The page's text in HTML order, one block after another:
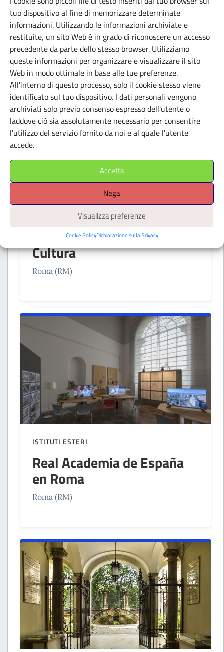
tuo dispositivo al fine di memorizzare determinate
informazioni. Utilizzando le informazioni archiviate e
restituite, un sito Web è in grado di riconoscere un accesso
precedente da parte dello stesso browser. Utilizziamo
queste informazioni per organizzare e visualizzare il sito
Web in modo ottimale in base alle tue preferenze.
All'interno di questo processo, solo il cookie stesso viene
identificato sul tuo dispositivo. I dati personali vengono
archiviati solo previo consenso espresso dell'utente o
laddove ciò sia assolutamente necessario per consentire
l'utilizzo del servizio fornito da noi e al quale l'utente
accede.
Accetta
Nega
Visualizza preferenze
Cookie PolicyDichiarazione sulla Privacy
ISTITUTI ESTERI
Istituto Svizzero di Roma
Roma (RM)
ISTITUTI ESTERI
Istituto Giapponese di
Cultura
Roma (RM)
ISTITUTI ESTERI
Real Academia de España
en Roma
Roma (RM)